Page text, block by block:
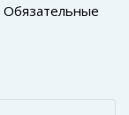
Обязательные